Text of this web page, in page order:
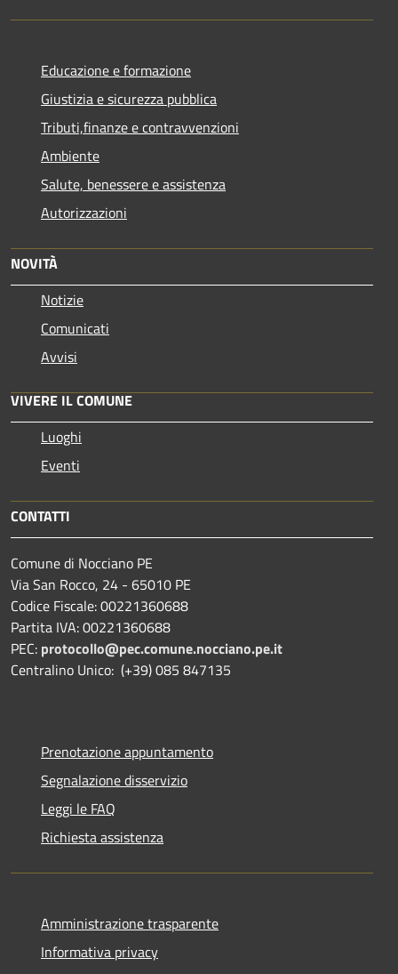
Educazione e formazione
Giustizia e sicurezza pubblica
Tributi,finanze e contravvenzioni
Ambiente
Salute, benessere e assistenza
Autorizzazioni
NOVITÀ
Notizie
Comunicati
Avvisi
VIVERE IL COMUNE
Luoghi
Eventi
CONTATTI
Comune di Nocciano PE
Via San Rocco, 24 - 65010 PE
Codice Fiscale: 00221360688
Partita IVA: 00221360688
PEC: protocollo@pec.comune.nocciano.pe.it
Centralino Unico: (+39) 085 847135
Prenotazione appuntamento
Segnalazione disservizio
Leggi le FAQ
Richiesta assistenza
Amministrazione trasparente
Informativa privacy